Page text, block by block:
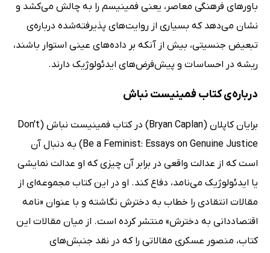
باورهای فرهنگی معاصر، یعنی فمینیسم را به چالش می‌کشد و
نشان می‌دهد که بسیاری از روایت‌های پذیرفته‌شده درباره‌ی
تبعیض جنسیتی، بیش از آنکه بر داده‌های عینی استوار باشند،
ریشه در احساسات و پیش‌فرض‌های ایدئولوژیک دارند.
درباره‌ی کتاب فمینیست نباش
برایان کاپلان (Bryan Caplan) در کتاب فمینیست نباش (Don't
Be a Feminist: Essays on Genuine Justice) به دنبال آن
است که از عدالت واقعی در برابر آن چیزی که او عدالت نمایشی
یا ایدئولوژیک می‌نامد، دفاع کند. او در این کتاب مجموعه‌ای از
مقالات انتقادی را خطاب به دخترش نگاشته و با عنوان «نامه
اقتصاددانی به دخترش» منتشر کرده است. از میان مقالات این
کتاب، منصور عسکری مقالاتی را که در نقد جنبش‌های